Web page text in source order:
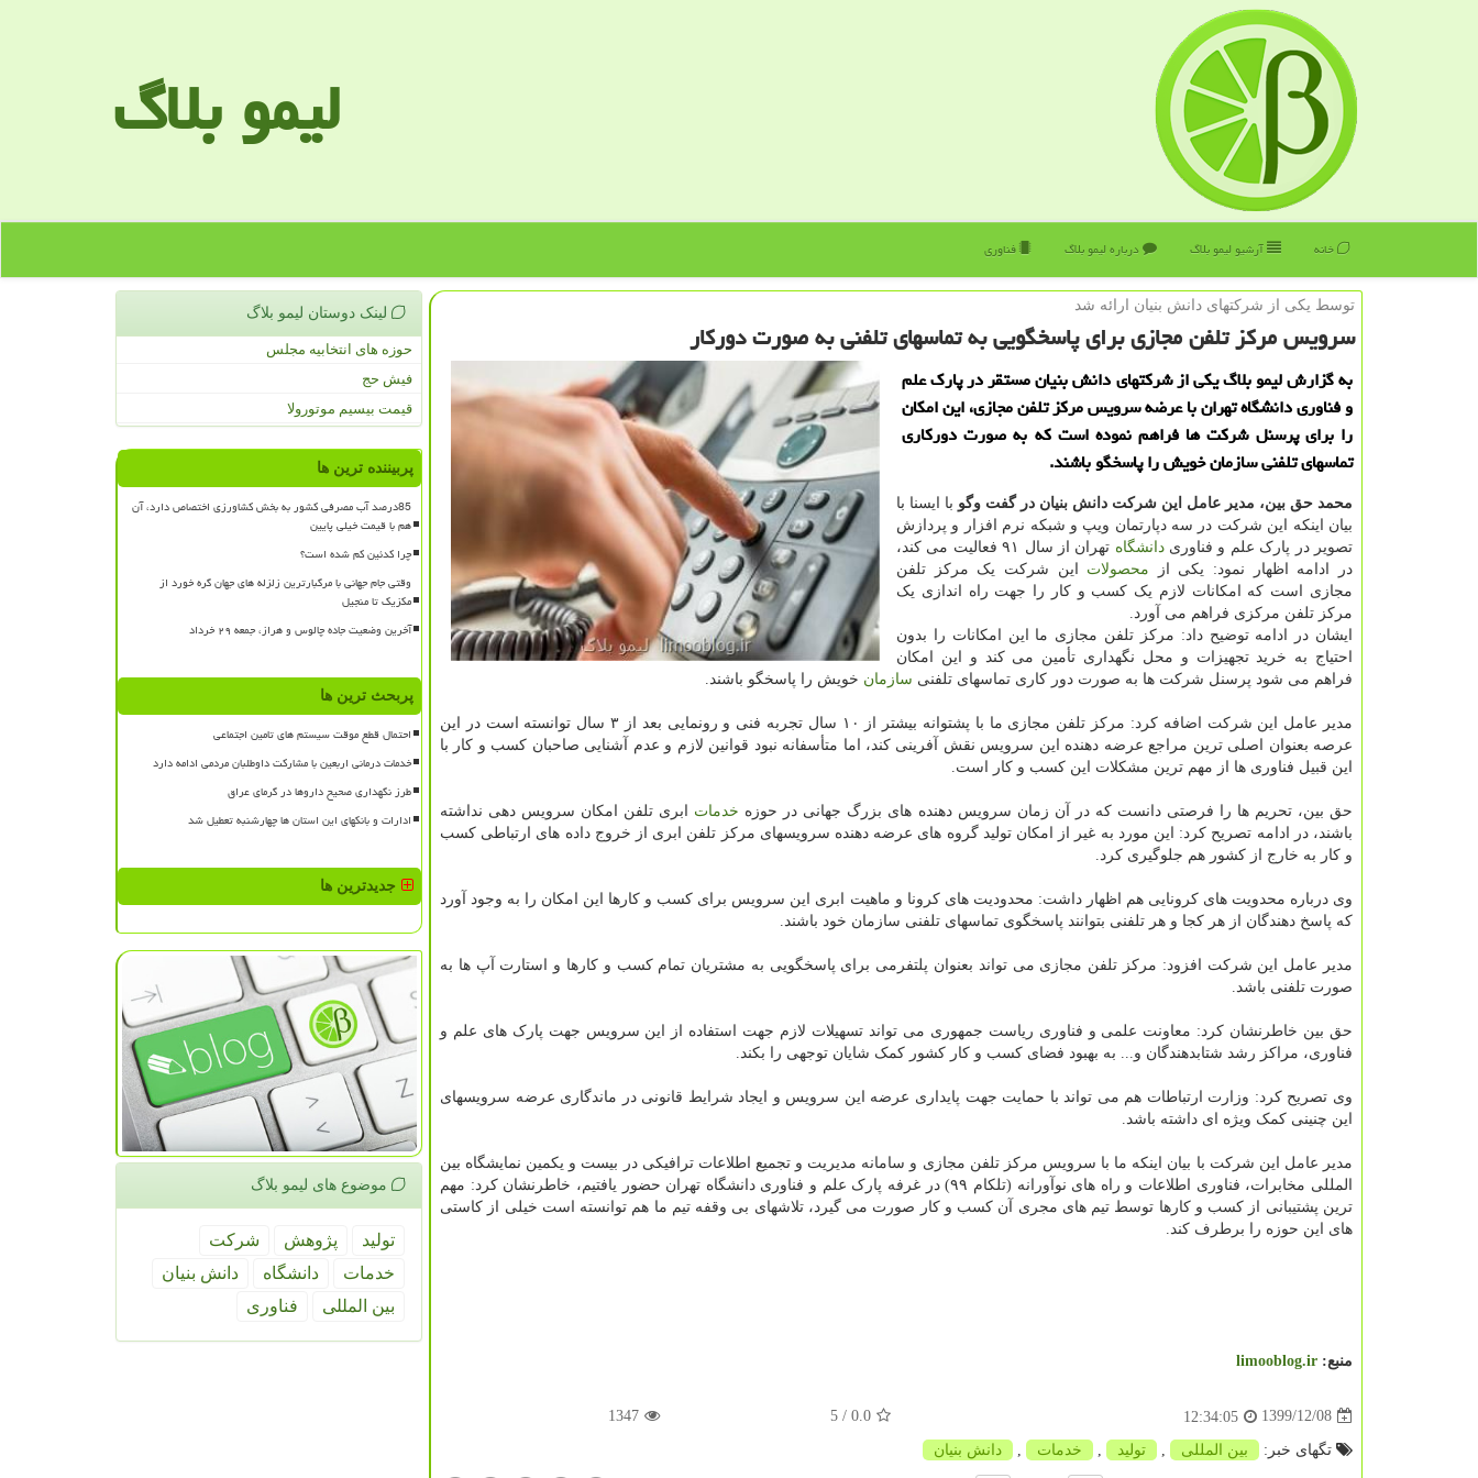
لیمو بلاگ
خانه آرشیو لیمو بلاگ درباره لیمو بلاگ فناوری
توسط یكی از شركتهای دانش بنیان ارائه شد
سرویس مركز تلفن مجازی برای پاسخگویی به تماسهای تلفنی به صورت دوركار
به گزارش لیمو بلاگ یکی از شرکتهای دانش بنیان مستقر در پارک علم
و فناوری دانشگاه تهران با عرضه سرویس مرکز تلفن مجازی، این امکان
را برای پرسنل شرکت ها فراهم نموده است که به صورت دورکاری
تماسهای تلفنی سازمان خویش را پاسخگو باشند.
محمد حق بین، مدیر عامل این شرکت دانش بنیان در گفت وگو با ایسنا با
بیان اینکه این شرکت در سه دپارتمان ویپ و شبکه نرم افزار و پردازش
تصویر در پارک علم و فناوریدانشگاه
تهران از سال ۹۱ فعالیت می کند،
در ادامه اظهار نمود: یکی از محصولات این شرکت یک مرکز تلفن
مجازی است که امکانات لازم یک کسب و کار را جهت راه اندازی یک
مرکز تلفن مرکزی فراهم می آورد.
ایشان در ادامه توضیح داد: مرکز تلفن مجازی ما این امکانات را بدون
احتیاج به خرید تجهیزات و محل نگهداری تأمین می کند و این امکان
فراهم می شود پرسنل شرکت ها به صورت دور کاری تماسهای تلفنی سازمان خویش را پاسخگو باشند.
مدیر عامل این شرکت اضافه کرد: مرکز تلفن مجازی ما با پشتوانه بیشتر از ۱۰ سال تجربه فنی و رونمایی بعد از ۳ سال توانسته است در این
عرصه بعنوان اصلی ترین مراجع عرضه دهنده این سرویس نقش آفرینی کند، اما متأسفانه نبود قوانین لازم و عدم آشنایی صاحبان کسب و کار با
این قبیل فناوری ها از مهم ترین مشکلات این کسب و کار است.
حق بین، تحریم ها را فرصتی دانست که در آن زمان سرویس دهنده های بزرگ جهانی در حوزه خدمات ابری تلفن امکان سرویس دهی نداشته
باشند، در ادامه تصریح کرد: این مورد به غیر از امکان تولید گروه های عرضه دهنده سرویسهای مرکز تلفن ابری از خروج داده های ارتباطی کسب
و کار به خارج از کشور هم جلوگیری کرد.
وی درباره محدویت های کرونایی هم اظهار داشت: محدودیت های کرونا و ماهیت ابری این سرویس برای کسب و کارها این امکان را به وجود آورد
که پاسخ دهندگان از هر کجا و هر تلفنی بتوانند پاسخگوی تماسهای تلفنی سازمان خود باشند.
مدیر عامل این شرکت افزود: مرکز تلفن مجازی می تواند بعنوان پلتفرمی برای پاسخگویی به مشتریان تمام کسب و کارها و استارت آپ ها به
صورت تلفنی باشد.
حق بین خاطرنشان کرد: معاونت علمی و فناوری ریاست جمهوری می تواند تسهیلات لازم جهت استفاده از این سرویس جهت پارک های علم و
فناوری، مراکز رشد شتابدهندگان و... به بهبود فضای کسب و کار کشور کمک شایان توجهی را بکند.
وی تصریح کرد: وزارت ارتباطات هم می تواند با حمایت جهت پایداری عرضه این سرویس و ایجاد شرایط قانونی در ماندگاری عرضه سرویسهای
این چنینی کمک ویژه ای داشته باشد.
مدیر عامل این شرکت با بیان اینکه ما با سرویس مرکز تلفن مجازی و سامانه مدیریت و تجمیع اطلاعات ترافیکی در بیست و یکمین نمایشگاه بین
المللی مخابرات، فناوری اطلاعات و راه های نوآورانه (تلکام ۹۹) در غرفه پارک علم و فناوری دانشگاه تهران حضور یافتیم، خاطرنشان کرد: مهم
ترین پشتیبانی از کسب و کارها توسط تیم های مجری آن کسب و کار صورت می گیرد، تلاشهای بی وقفه تیم ما هم توانسته است خیلی از کاستی
های این حوزه را برطرف کند.
منبع: limooblog.ir
1399/12/08
12:34:05
0.0
/ 5
1347
تگهای خبر: بین المللی تولید خدمات دانش بنیان
لینک دوستان لیمو بلاگ
حوزه های انتخابیه مجلس
فیش حج
قیمت بیسیم موتورولا
پربیننده ترین ها
85درصد آب مصرفی کشور به بخش کشاورزی اختصاص دارد، آن
هم با قیمت خیلی پایین
چرا کدئین کم شده است؟
وقتی جام جهانی با مرگبارترین زلزله های جهان گره خورد از
مکزیک تا منجیل
آخرین وضعیت جاده چالوس و هراز، جمعه ۲۹ خرداد
پربحث ترین ها
احتمال قطع موقت سیستم های تامین اجتماعی
خدمات درمانی اربعین با مشارکت داوطلبان مردمی ادامه دارد
طرز نگهداری صحیح داروها در گرمای عراق
ادارات و بانکهای این استان ها چهارشنبه تعطیل شد
جدیدترین ها
موضوع های لیمو بلاگ
تولید پژوهش
شركت
خدمات
دانشگاه
دانش بنیان
بین المللی
فناوری